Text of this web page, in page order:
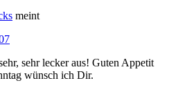
meint
sehr lecker aus! Guten Appetit
wünsch ich Dir.